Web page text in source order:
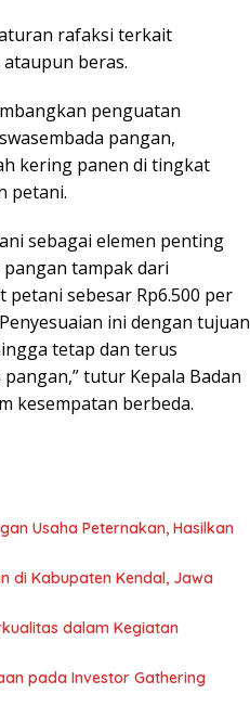
rafaksi terkait
beras.
penguatan
pangan,
kering panen di tingkat
petani.
sebagai elemen penting
tampak dari
petani sebesar Rp6.500 per
ini dengan tujuan
tetap dan terus
tutur Kepala Badan
kesempatan berbeda.
Usaha Peternakan, Hasilkan
di Kabupaten Kendal, Jawa
dalam Kegiatan
pada Investor Gathering